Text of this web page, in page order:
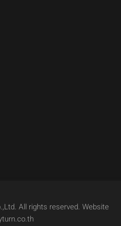
All rights reserved. Website